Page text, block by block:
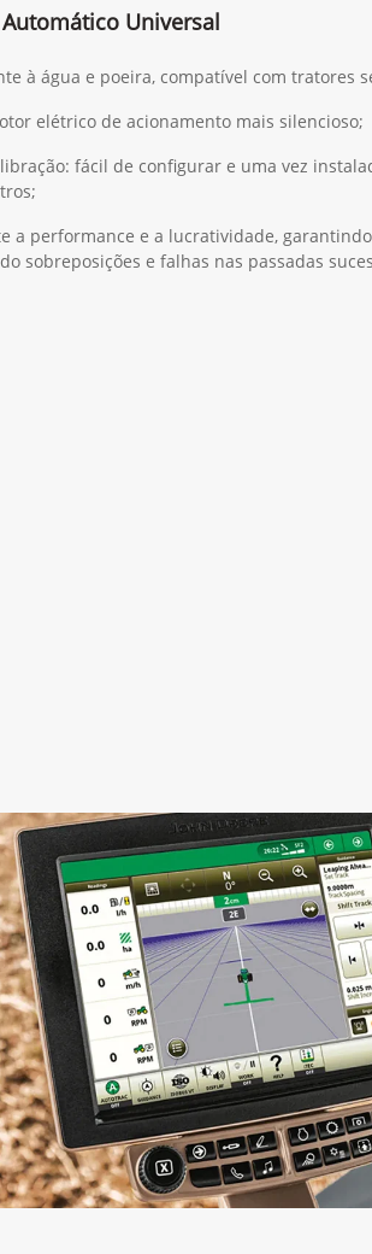
Universal
à água e poeira, compatível com tratores
elétrico de acionamento mais silencioso;
fácil de configurar e uma vez
a performance e a lucratividade,
sobreposições e falhas nas passadas